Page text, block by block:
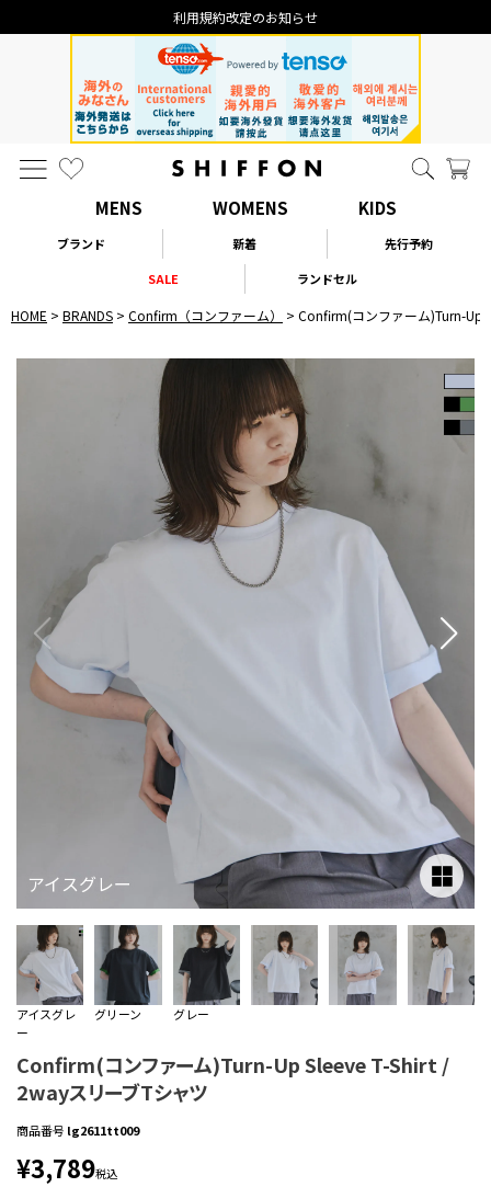
利用規約改定のお知らせ
MENS WOMENS KIDS
ブランド 新着
先行予約
SALE
ランドセル
HOME BRANDS Confirm（コンファーム） Confirm(コンファーム)Turn-Up
アイスグレー
アイスグレ
ー
グリーン グレー
Confirm(コンファーム)Turn-Up Sleeve T-Shirt /
2wayスリーブTシャツ
商品番号 lg2611tt009
¥3,789税込